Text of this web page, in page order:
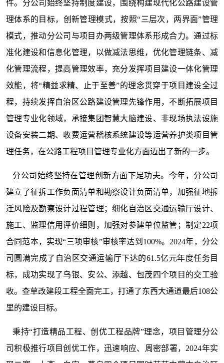
件。分公司始终坚持制度建设，围绕构建现代化公路建设管
理体系的目标，创新管理模式，按照“三层次，两界面”管理
模式，推动分公司与项目办两级管理体系形成合力。通过标
准化建设和信息化管理，以做减法思维，优化管理链条、减
化管理流程，提高管理效率，充分发挥项目建设一体化管理
效能，将“精益求精、止于至善”的理念贯穿于项目建设全过
程，持续发挥自治区公路建设管理先锋作用，不断拓展项目
管理专业化领域，承接集团智慧大脑建设、非现场执法设施
设备安装二期、收费运营稽核系统建设等运营养护类项目管
理任务，在公路工程项目管理专业化方面迈出了新的一步。
分公司始终坚持在管理创新方面下足功夫。今年，分公司
建立了征拆工作负面清单和勘察设计负面清单，加强征地拆
迁风险及勘察设计过程管理；细化自治区交通运输厅设计、
施工、监理信用评价细则，加强对参建单位监管；制定22项
合同范本，实现“三项审核”审核率达到100%。2024年，分公
司圆满完成了自治区交通运输厅下达的61.5亿元年度任务目
标，成功实现了乌银、安公、添越、包茂四个项目的交工验
收。查草改建段工程全面完工，打通了东西大通道最后108公
里的建设目标。
秉持“打造精品工程、创优工程品牌”理念，项目管理分公
司积极推行项目创优工作，迅速响应、周密部署，2024年实